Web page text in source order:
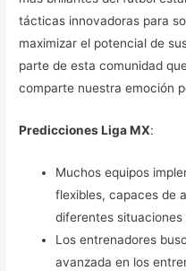
tácticas innovadoras para
maximizar el potencial de
parte de esta comunidad
comparte nuestra emoción
Predicciones Liga MX:
Muchos equipos
flexibles, capaces de
diferentes situaciones
Los entrenadores
avanzada en los